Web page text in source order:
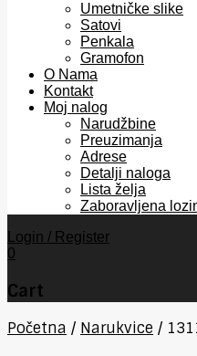
Umetničke slike
Satovi
Penkala
Gramofon
O Nama
Kontakt
Moj nalog
Narudžbine
Preuzimanja
Adrese
Detalji naloga
Lista želja
Zaboravljena
Login / Register
0
Cart
Početna / Narukvice /